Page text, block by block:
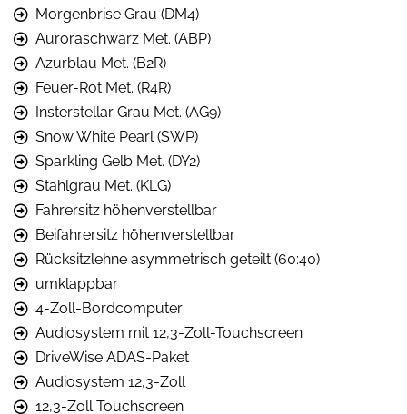
Morgenbrise Grau (DM4)
Auroraschwarz Met. (ABP)
Azurblau Met. (B2R)
Feuer-Rot Met. (R4R)
Insterstellar Grau Met. (AG9)
Snow White Pearl (SWP)
Sparkling Gelb Met. (DY2)
Stahlgrau Met. (KLG)
Fahrersitz höhenverstellbar
Beifahrersitz höhenverstellbar
Rücksitzlehne asymmetrisch geteilt (60:40)
umklappbar
4-Zoll-Bordcomputer
Audiosystem mit 12,3-Zoll-Touchscreen
DriveWise ADAS-Paket
Audiosystem 12,3-Zoll
12,3-Zoll Touchscreen